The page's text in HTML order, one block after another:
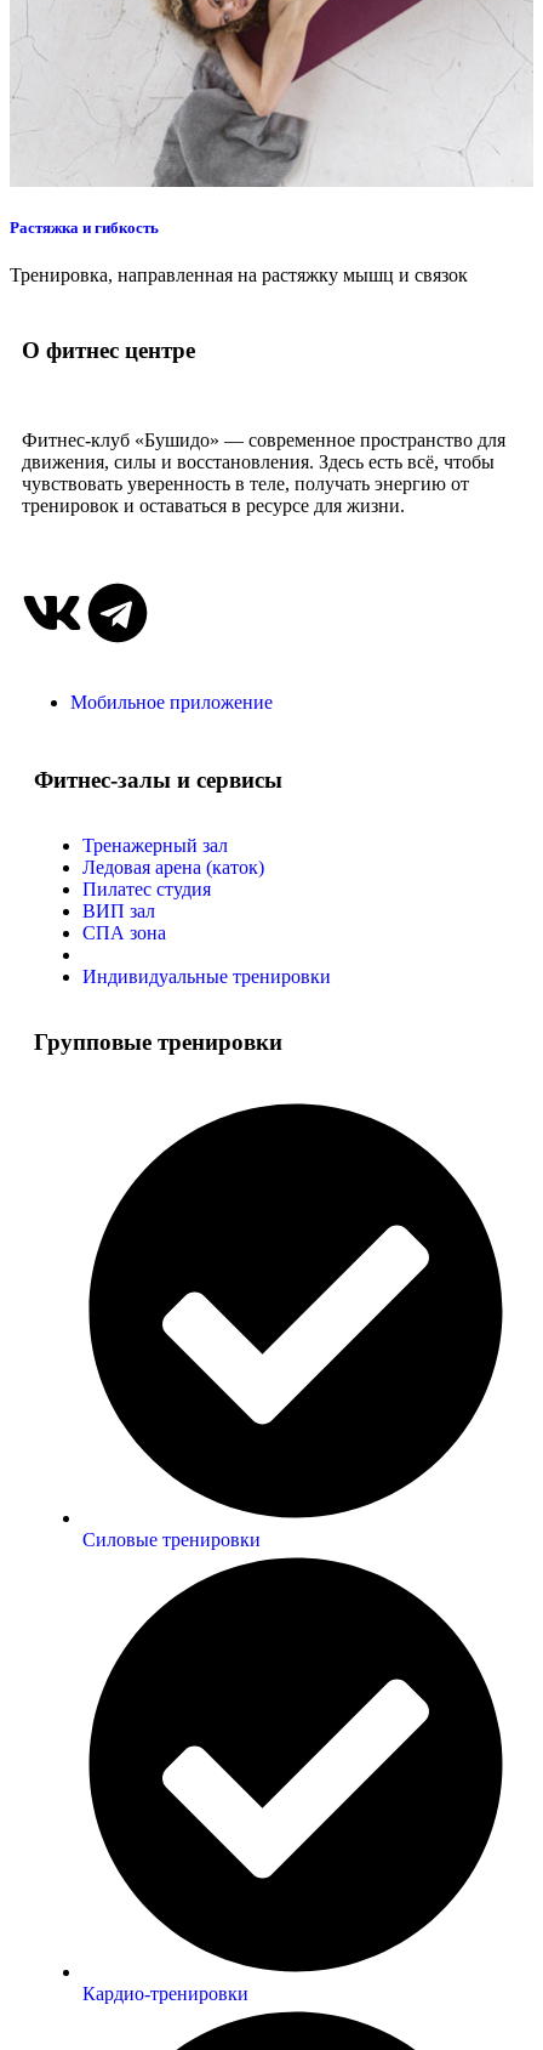
Растяжка и гибкость
Тренировка, направленная на растяжку мышц и связок
О фитнес центре
Фитнес-клуб «Бушидо» — современное пространство для
движения, силы и восстановления. Здесь есть всё, чтобы
чувствовать уверенность в теле, получать энергию от
тренировок и оставаться в ресурсе для жизни.
Мобильное приложение
Фитнес-залы и сервисы
Тренажерный зал
Ледовая арена (каток)
Пилатес студия
ВИП зал
СПА зона
Индивидуальные тренировки
Групповые тренировки
Силовые тренировки
Кардио-тренировки